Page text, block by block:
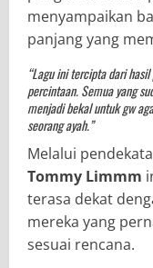
menyampaikan
panjang yang
“Lagu ini tercipta dari
percintaan. Semua yang
menjadi bekal untuk gw
seorang ayah.”
Melalui
Tommy Limmm
terasa dekat
mereka yang
sesuai rencana.